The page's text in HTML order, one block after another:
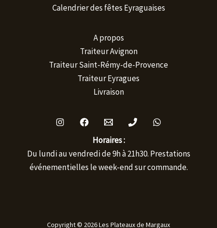
Calendrier des fêtes Eyraguaises
A propos
Traiteur Avignon
Traiteur Saint-Rémy-de-Provence
Traiteur Eyragues
Livraison
Horaires :
Du lundi au vendredi de 9h à 21h30. Prestations
événementielles le week-end sur commande.
Copyright © 2026 Les Plateaux de Margaux